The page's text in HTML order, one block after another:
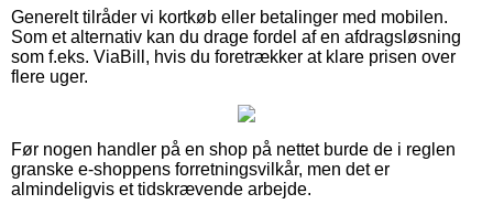
Generelt tilråder vi kortkøb eller betalinger med mobilen.
Som et alternativ kan du drage fordel af en afdragsløsning
som f.eks. ViaBill, hvis du foretrækker at klare prisen over
flere uger.
Før nogen handler på en shop på nettet burde de i reglen
granske e-shoppens forretningsvilkår, men det er
almindeligvis et tidskrævende arbejde.